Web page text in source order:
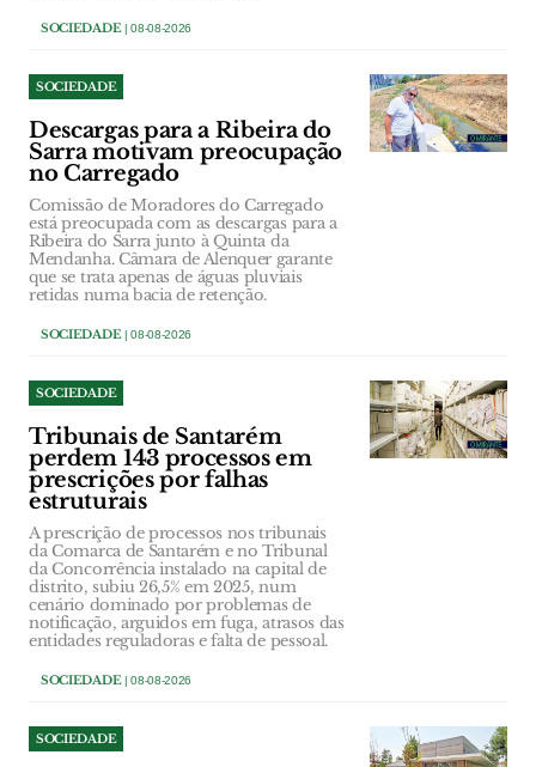
SOCIEDADE| 08-08-2026
SOCIEDADE
Descargas para a Ribeira do
Sarra motivam preocupação
no Carregado
Comissão de Moradores do Carregado
está preocupada com as descargas para a
Ribeira do Sarra junto à Quinta da
Mendanha. Câmara de Alenquer garante
que se trata apenas de águas pluviais
retidas numa bacia de retenção.
SOCIEDADE| 08-08-2026
SOCIEDADE
Tribunais de Santarém
perdem 143 processos em
prescrições por falhas
estruturais
A prescrição de processos nos tribunais
da Comarca de Santarém e no Tribunal
da Concorrência instalado na capital de
distrito, subiu 26,5% em 2025, num
cenário dominado por problemas de
notificação, arguidos em fuga, atrasos das
entidades reguladoras e falta de pessoal.
SOCIEDADE| 08-08-2026
SOCIEDADE